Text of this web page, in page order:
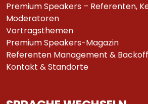
Premium Speakers – Referenten,
Moderatoren
Vortragsthemen
Premium Speakers-Magazin
Referenten Management &
Kontakt & Standorte